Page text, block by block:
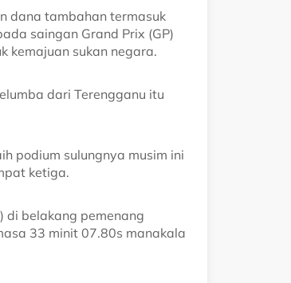
dana tambahan termasuk
saingan Grand Prix (GP)
kemajuan sukan negara.
dari Terengganu itu
podium sulungnya musim ini
ketiga.
di belakang pemenang
33 minit 07.80s manakala